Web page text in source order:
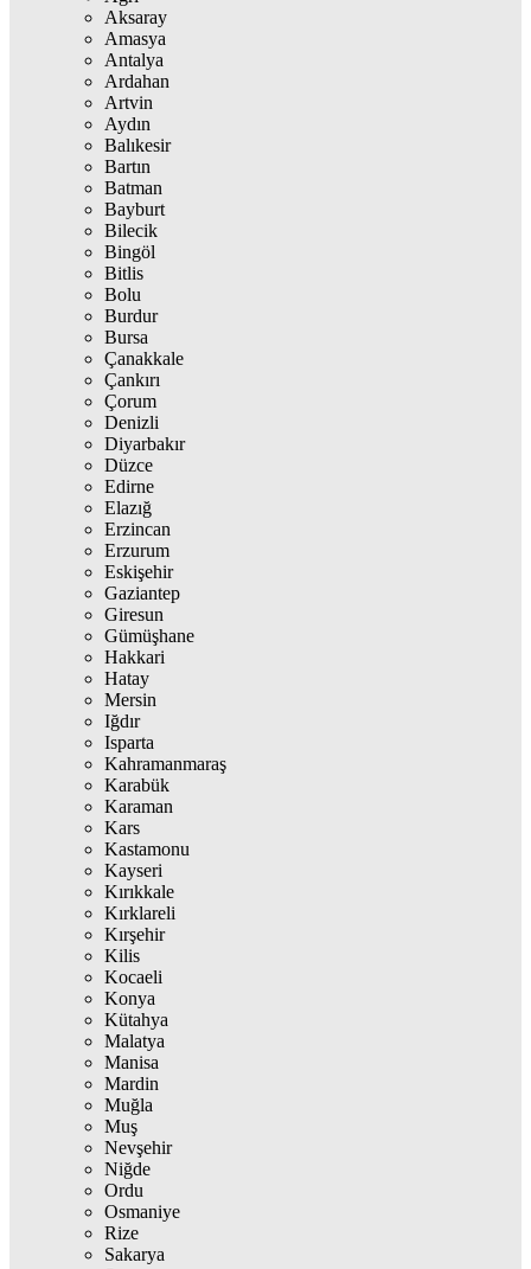
Aksaray
Amasya
Antalya
Ardahan
Artvin
Aydın
Balıkesir
Bartın
Batman
Bayburt
Bilecik
Bingöl
Bitlis
Bolu
Burdur
Bursa
Çanakkale
Çankırı
Çorum
Denizli
Diyarbakır
Düzce
Edirne
Elazığ
Erzincan
Erzurum
Eskişehir
Gaziantep
Giresun
Gümüşhane
Hakkari
Hatay
Mersin
Iğdır
Isparta
Kahramanmaraş
Karabük
Karaman
Kars
Kastamonu
Kayseri
Kırıkkale
Kırklareli
Kırşehir
Kilis
Kocaeli
Konya
Kütahya
Malatya
Manisa
Mardin
Muğla
Muş
Nevşehir
Niğde
Ordu
Osmaniye
Rize
Sakarya